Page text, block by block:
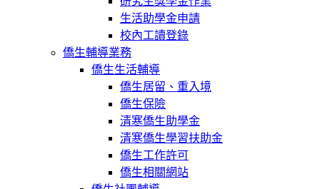
生活助學金申請
校內工讀登錄
僑生輔導業務
僑生生活輔導
僑生居留、重入境
僑生保險
清寒僑生助學金
清寒僑生學習扶助金
僑生工作許可
僑生相關網站